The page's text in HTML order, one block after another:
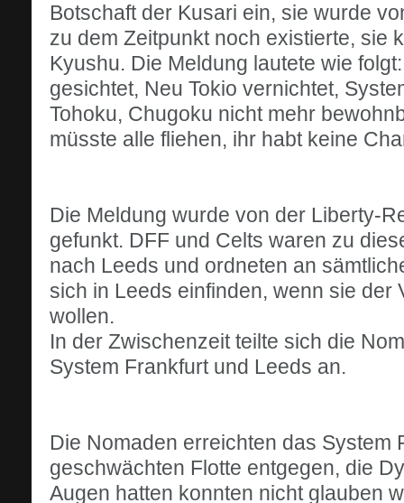
Botschaft der Kusari ein, sie wurde
zu dem Zeitpunkt noch existierte, sie
Kyushu. Die Meldung lautete wie
gesichtet, Neu Tokio vernichtet,
Tohoku, Chugoku nicht mehr
müsste alle fliehen, ihr habt keine
Die Meldung wurde von der Liberty-
gefunkt. DFF und Celts waren zu
nach Leeds und ordneten an
sich in Leeds einfinden, wenn sie
wollen.
In der Zwischenzeit teilte sich die
System Frankfurt und Leeds an.
Die Nomaden erreichten das System
geschwächten Flotte entgegen, die
Augen hatten konnten nicht glauben